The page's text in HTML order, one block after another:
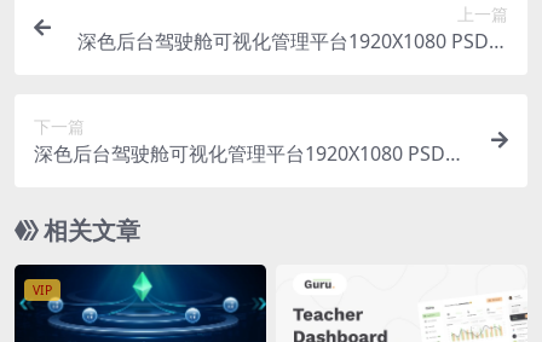
上一篇
深色后台驾驶舱可视化管理平台1920X1080 PSD格
下一篇
深色后台驾驶舱可视化管理平台1920X1080 PSD格
相关文章
VIP